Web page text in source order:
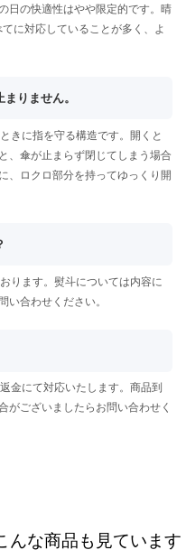
日の快適性はやや限定的です。晴
に対応していることが多く、よ
りません。
きに指を守る構造です。開くと
、傘が止まらず閉じてしまう場合
、ロクロ部分を持ってゆっくり開
ります。熨斗については内容に
い合わせください。
金にて対応いたします。商品到
がございましたらお問い合わせく
んな商品も見ています